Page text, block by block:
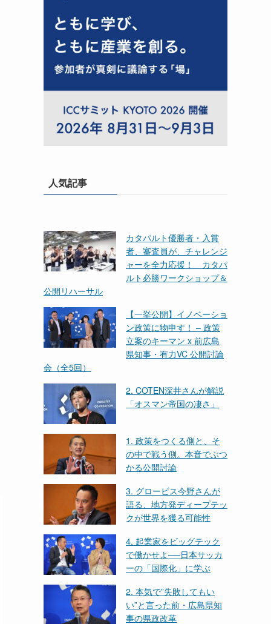
人気記事
カタパルト優勝者・入賞
者、審査員が、チャレンジ
ャーを全力応援！ カタパ
ルト必勝ワークショップ＆
公開リハーサル
【一挙公開】イノベーショ
ン政策に物申す！ – 政策
立案のキーマン x 前広島
県知事・有力VC 公開討論
会（全5回）
2. COTEN深井さんが解説
「オスマン帝国の凄さ」
1. 政策をつくる側と、そ
の中で戦う側。本音でぶつ
かる公開討論
3. グロービス今野さんが
語る、地方発ディープテッ
クが世界を獲る可能性
4. 起業家をビッグテック
で働かせよ──日本サッカ
ーの「国際化」に学ぶ
2. 本気で”失敗してもい
い”と言った前・広島県知
事の県政改革